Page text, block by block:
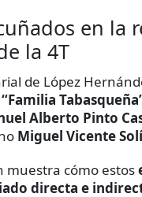
en la
la 4T
de López
“Familia
Alberto Pinto
Miguel Vicente
muestra cómo estos
directa e